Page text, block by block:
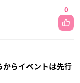
0
からイベントは先行